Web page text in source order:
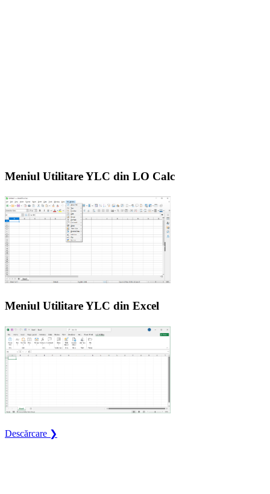
Meniul Utilitare YLC din LO Calc
Meniul Utilitare YLC din Excel
Descărcare ❯